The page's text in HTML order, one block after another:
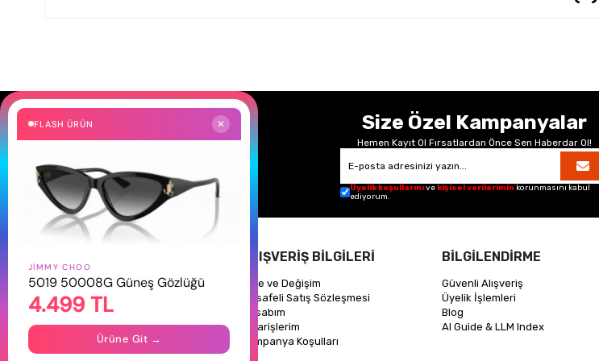
Size Özel Kampanyalar
Hemen Kayıt Ol Fırsatlardan Önce Sen Haberdar Ol!
Üyelik koşullarınıve kişisel verilerimin korunmasını kabul
ediyorum.
Hakkımızda
Gizlilik Politikası
İletişim
Mağazalarımız
Takipte Kal
ALIŞVERİŞ BİLGİLERİ
İade ve Değişim
Mesafeli Satış Sözleşmesi
Hesabım
Siparişlerim
Kampanya Koşulları
BİLGİLENDİRME
Güvenli Alışveriş
Üyelik İşlemleri
Blog
AI Guide & LLM Index
FLASH ÜRÜN ✕
JIMMY CHOO
5019 50008G Güneş Gözlüğü
4.499 TL
Ürüne Git →